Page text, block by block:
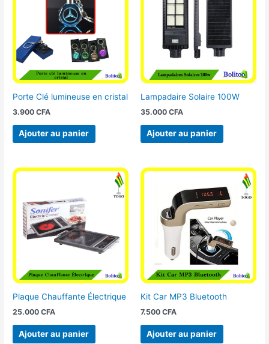
Porte Clé lumineuse en cristal
3.900CFA
Ajouter au panier
Lampadaire Solaire 100W
35.000 CFA
Ajouter au panier
Plaque Chauffante Électrique
25.000CFA
Ajouter au panier
Kit Car MP3 Bluetooth
7.500 CFA
Ajouter au panier